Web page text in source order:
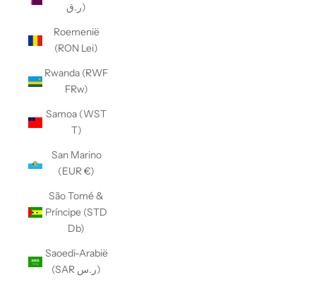
ر.ق)
Roemenië
(RON Lei)
Rwanda (RWF
FRw)
Samoa (WST
T)
San Marino
(EUR €)
São Tomé &
Príncipe (STD
Db)
Saoedi-Arabië
(SAR ر.س)